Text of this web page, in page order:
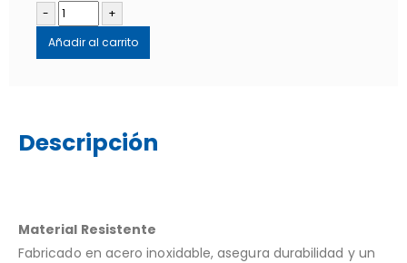
-
+
Añadir al carrito
Descripción
Material Resistente
Fabricado en acero inoxidable, asegura durabilidad y un